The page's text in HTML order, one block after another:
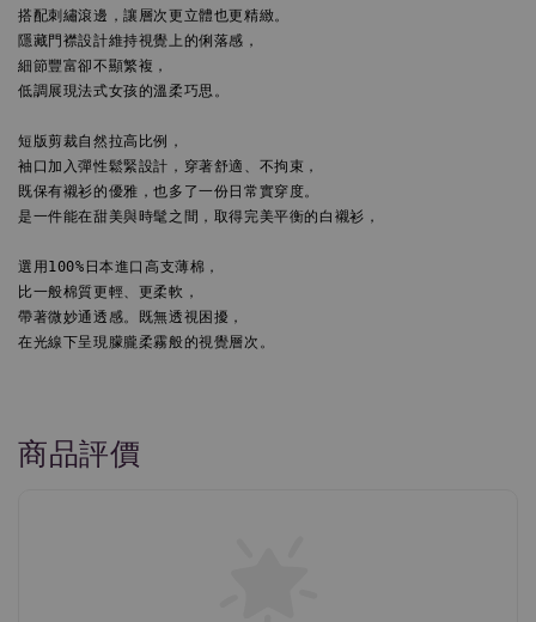
搭配刺繡滾邊，讓層次更立體也更精緻。
隱藏門襟設計維持視覺上的俐落感，
細節豐富卻不顯繁複，
低調展現法式女孩的溫柔巧思。
短版剪裁自然拉高比例，
袖口加入彈性鬆緊設計，穿著舒適、不拘束，
既保有襯衫的優雅，也多了一份日常實穿度。
是一件能在甜美與時髦之間，取得完美平衡的白襯衫，
選用100%日本進口高支薄棉，
比一般棉質更輕、更柔軟，
帶著微妙通透感。既無透視困擾，
在光線下呈現朦朧柔霧般的視覺層次。
商品評價